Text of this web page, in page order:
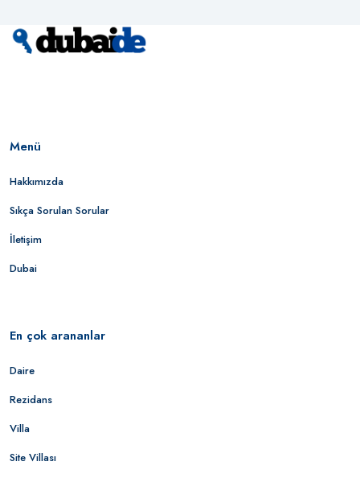
Menü
Hakkımızda
Sıkça Sorulan Sorular
İletişim
Dubai
En çok arananlar
Daire
Rezidans
Villa
Site Villası